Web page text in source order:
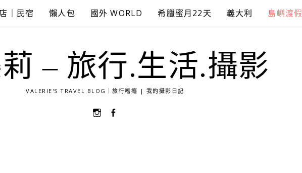
｜民宿 懶人包 國外 WORLD 希臘蜜月22天 義大利 島嶼渡假
– 旅行.生活.攝影
VALERIE'S TRAVEL BLOG｜旅行嗜癮 | 我的攝影日記
選